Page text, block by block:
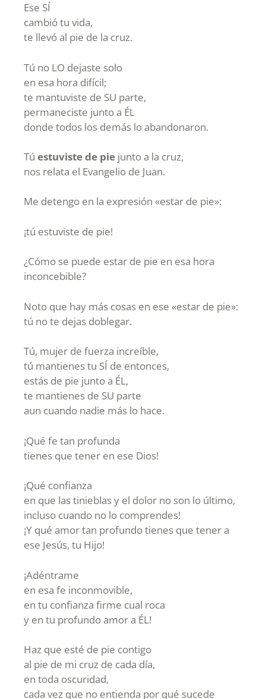
Ese SÍ
cambió tu vida,
te llevó al pie de la cruz.
Tú no LO dejaste solo
en esa hora difícil;
te mantuviste de SU parte,
permaneciste junto a ÉL
donde todos los demás lo abandonaron.
Tú estuviste de pie junto a la cruz,
nos relata el Evangelio de Juan.
Me detengo en la expresión «estar de pie»:
¡tú estuviste de pie!
¿Cómo se puede estar de pie en esa hora
inconcebible?
Noto que hay más cosas en ese «estar de pie»:
tú no te dejas doblegar.
Tú, mujer de fuerza increíble,
tú mantienes tu SÍ de entonces,
estás de pie junto a ÉL,
te mantienes de SU parte
aun cuando nadie más lo hace.
¡Qué fe tan profunda
tienes que tener en ese Dios!
¡Qué confianza
en que las tinieblas y el dolor no son lo último,
incluso cuando no lo comprendes!
¡Y qué amor tan profundo tienes que tener a
ese Jesús, tu Hijo!
¡Adéntrame
en esa fe inconmovible,
en tu confianza firme cual roca
y en tu profundo amor a ÉL!
Haz que esté de pie contigo
al pie de mi cruz de cada día,
en toda oscuridad,
cada vez que no entienda por qué sucede